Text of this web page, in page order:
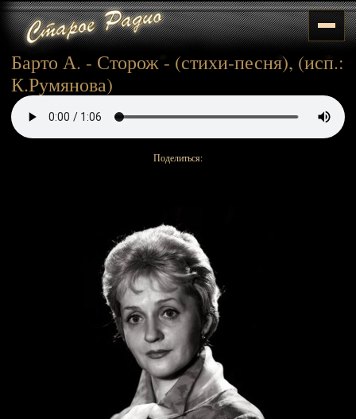
Барто А. - Сторож - (стихи-песня), (исп.:
К.Румянова)
Поделиться: